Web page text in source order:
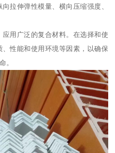
拉伸弹性模量、横向压缩强度、
用广泛的复合材料。在选择和使
性能和使用环境等因素，以确保
。